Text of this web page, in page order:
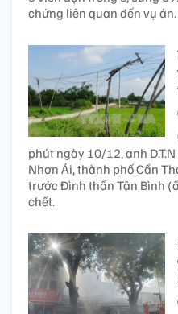
chứng liên quan đến vụ án.
phút ngày 10/12, anh
Nhơn Ái, thành phố Cần
trước Đình thần Tân Bình
chết.